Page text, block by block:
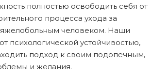
полностью освободить себя от
процесса ухода за
человеком. Наши
психологической устойчивостью,
подход к своим подопечным,
и желания.